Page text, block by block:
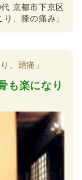
京都市下京区
り、膝の痛み」
、頭痛」
も楽になり